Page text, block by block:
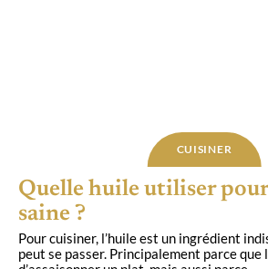
CUISINER
Quelle huile utiliser
saine ?
Pour cuisiner, l’huile est un ingrédient
peut se passer. Principalement parce que